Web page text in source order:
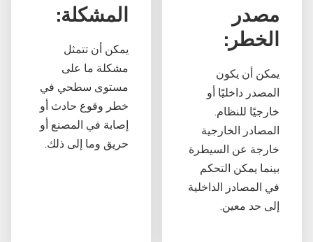
مصدر
الخطر:
يمكن أن يكون
المصدر داخليًا أو
خارجيًا للنظام.
المصادر الخارجية
خارجة عن السيطرة
بينما يمكن التحكم
في المصادر الداخلية
إلى حد معين.
المشكلة:
يمكن أن تتمثل
مشكلة ما على
مستوى سطحي في
خطر وقوع حادث أو
إصابة في المصنع أو
حريق وما إلى ذلك.